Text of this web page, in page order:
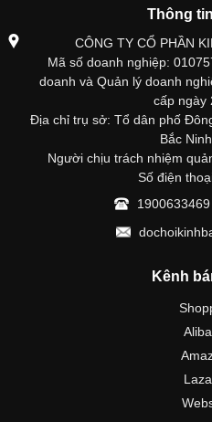
Thông
CÔNG TY CỔ PHẦN
Mã số doanh nghiệp:
doanh và Quản lý doanh
cấp ngày
Địa chỉ trụ sở: Tổ dân phố
Bắc
Người chịu trách nhiệm
Số điện
Kênh